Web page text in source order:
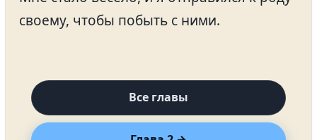
своему, чтобы побыть с ними.
Все главы